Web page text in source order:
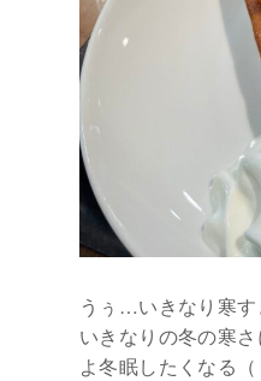
うぅ…いきなり寒
いきなりの冬の寒
よ冬眠したくなる